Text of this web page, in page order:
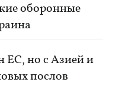
оборонные
ЕС, но с Азией и
послов